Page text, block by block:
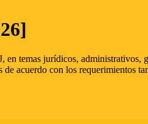
temas jurídicos,
acuerdo con los requerimientos